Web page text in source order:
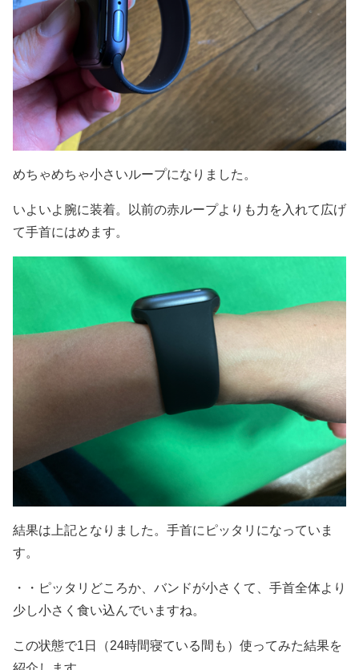
めちゃめちゃ小さいループになりました。
いよいよ腕に装着。以前の赤ループよりも力を入れて広げ
て手首にはめます。
結果は上記となりました。手首にピッタリになっていま
す。
・・ピッタリどころか、バンドが小さくて、手首全体より
少し小さく食い込んでいますね。
この状態で1日（24時間寝ている間も）使ってみた結果を